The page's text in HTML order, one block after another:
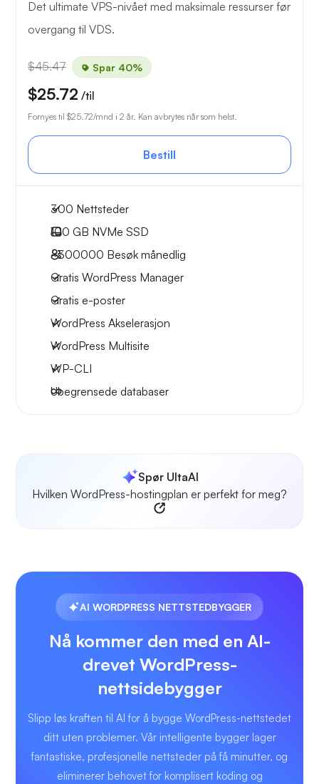
Det ultimate VPS-nivået med maksimale ressurser før
overgang til VDS.
$45.47 Spar 40%
$25.72 /til
Fornyes til $25.72/mnd i 2 år. Kan avbrytes når som helst.
Bestill
300 Nettsteder
100 GB NVMe SSD
~300000 Besøk månedlig
Gratis WordPress Manager
Gratis e-poster
WordPress Akselerasjon
WordPress Multisite
WP-CLI
Ubegrensede databaser
Spør UltaAI
Hvilken WordPress-hostingplan er perfekt for meg?
AI WORDPRESS NETTSTEDBYGGER
Nå kommer den med en AI-
drevet WordPress-
nettsidebygger
Slipp løs kraften til AI for å bygge WordPress-nettstedet
ditt uten problemer. Vår intelligente bygger lager
fantastiske, profesjonelle nettsteder på få minutter, og
eliminerer behovet for komplisert koding og